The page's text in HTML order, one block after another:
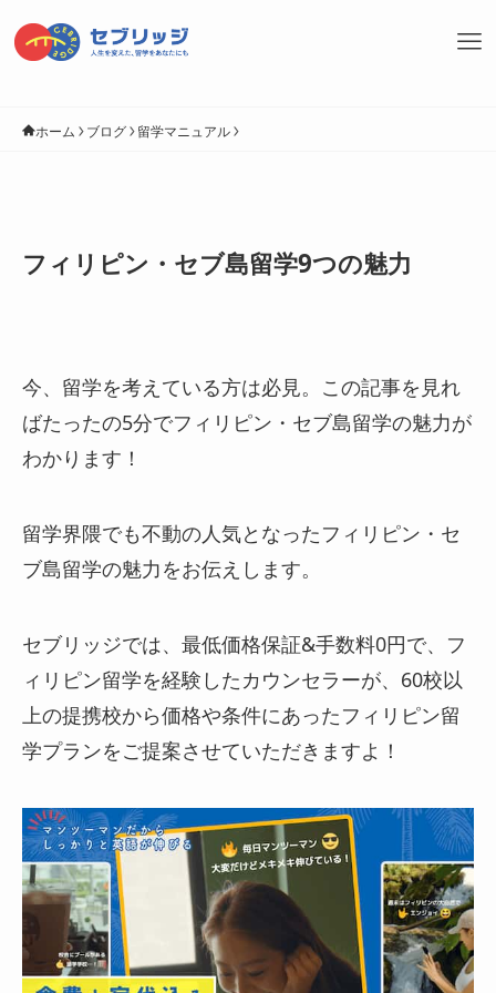
ホーム ブログ 留学マニュアル
フィリピン・セブ島留学9つの魅力
今、留学を考えている方は必見。この記事を見れ
ばたったの5分でフィリピン・セブ島留学の魅力が
わかります！
留学界隈でも不動の人気となったフィリピン・セ
ブ島留学の魅力をお伝えします。
セブリッジでは、最低価格保証&手数料0円で、フ
ィリピン留学を経験したカウンセラーが、60校以
上の提携校から価格や条件にあったフィリピン留
学プランをご提案させていただきますよ！